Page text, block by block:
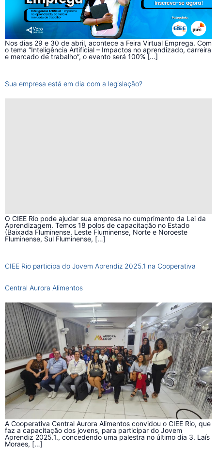
Nos dias 29 e 30 de abril, acontece a Feira Virtual Emprega. Com
o tema “Inteligência Artificial – Impactos no aprendizado, carreira
e mercado de trabalho”, o evento será 100% […]
Sua empresa está em dia com a legislação?
O CIEE Rio pode ajudar sua empresa no cumprimento da Lei da
Aprendizagem. Temos 18 polos de capacitação no Estado
(Baixada Fluminense, Leste Fluminense, Norte e Noroeste
Fluminense, Sul Fluminense, […]
CIEE Rio participa do Jovem Aprendiz 2025.1 na Cooperativa
Central Aurora Alimentos
A Cooperativa Central Aurora Alimentos convidou o CIEE Rio, que
faz a capacitação dos jovens, para participar do Jovem
Aprendiz 2025.1., concedendo uma palestra no último dia 3. Laís
Moraes, […]